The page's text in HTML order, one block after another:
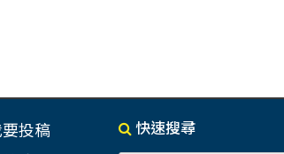
投稿
快速搜尋